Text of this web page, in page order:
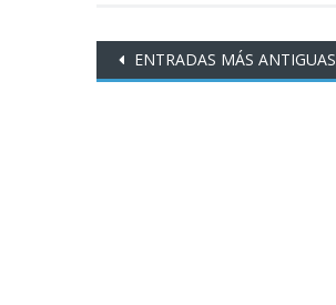
ENTRADAS MÁS ANTIGUAS